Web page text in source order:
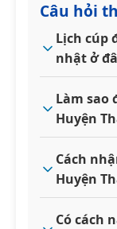
Câu hỏi
Lịch cúp
nhật ở
Làm sao
Huyện
Cách
Huyện
Có cách